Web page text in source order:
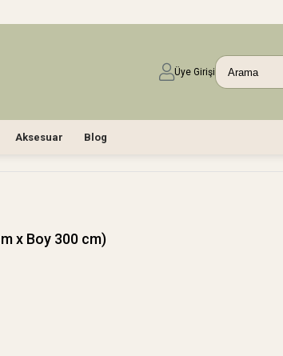
Üye Girişi
Aksesuar Blog
x Boy 300 cm)